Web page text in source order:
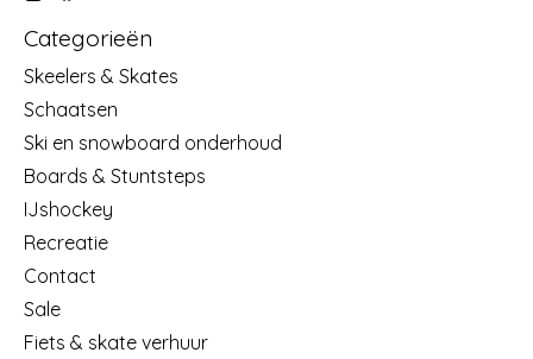
Categorieën
Skeelers & Skates
Schaatsen
Ski en snowboard onderhoud
Boards & Stuntsteps
IJshockey
Recreatie
Contact
Sale
Fiets & skate verhuur